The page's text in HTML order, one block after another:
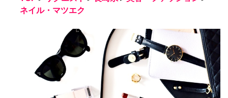
ネイル・マツエク